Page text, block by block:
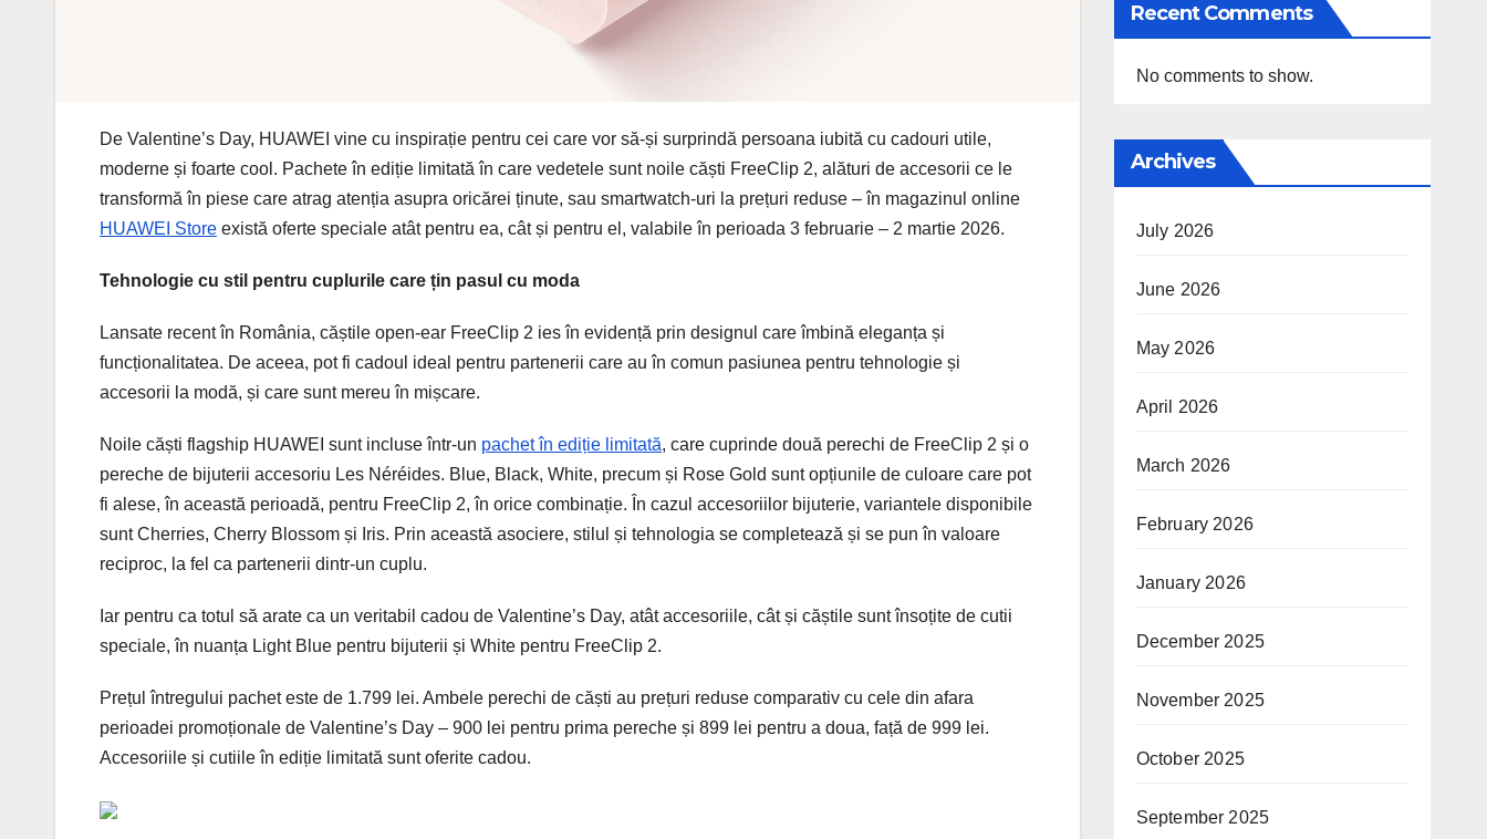
De Valentine’s Day, HUAWEI vine cu inspirație pentru cei care vor să-și surprindă persoana iubită cu cadouri utile,
moderne și foarte cool. Pachete în ediție limitată în care vedetele sunt noile căști FreeClip 2, alături de accesorii ce le
transformă în piese care atrag atenția asupra oricărei ținute, sau smartwatch-uri la prețuri reduse – în magazinul online
HUAWEI Store există oferte speciale atât pentru ea, cât și pentru el, valabile în perioada 3 februarie – 2 martie 2026.
Tehnologie cu stil pentru cuplurile care țin pasul cu moda
Lansate recent în România, căștile open-ear FreeClip 2 ies în evidență prin designul care îmbină eleganța și
funcționalitatea. De aceea, pot fi cadoul ideal pentru partenerii care au în comun pasiunea pentru tehnologie și
accesorii la modă, și care sunt mereu în mișcare.
Noile căști flagship HUAWEI sunt incluse într-un pachet în ediție limitată, care cuprinde două perechi de FreeClip 2 și o
pereche de bijuterii accesoriu Les Néréides. Blue, Black, White, precum și Rose Gold sunt opțiunile de culoare care pot
fi alese, în această perioadă, pentru FreeClip 2, în orice combinație. În cazul accesoriilor bijuterie, variantele disponibile
sunt Cherries, Cherry Blossom și Iris. Prin această asociere, stilul și tehnologia se completează și se pun în valoare
reciproc, la fel ca partenerii dintr-un cuplu.
Iar pentru ca totul să arate ca un veritabil cadou de Valentine’s Day, atât accesoriile, cât și căștile sunt însoțite de cutii
speciale, în nuanța Light Blue pentru bijuterii și White pentru FreeClip 2.
Prețul întregului pachet este de 1.799 lei. Ambele perechi de căști au prețuri reduse comparativ cu cele din afara
perioadei promoționale de Valentine’s Day – 900 lei pentru prima pereche și 899 lei pentru a doua, față de 999 lei.
Accesoriile și cutiile în ediție limitată sunt oferite cadou.
Recent Comments
No comments to show.
Archives
July 2026
June 2026
May 2026
April 2026
March 2026
February 2026
January 2026
December 2025
November 2025
October 2025
September 2025